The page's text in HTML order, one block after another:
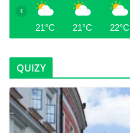
21°C 21°C 22°C
‹
QUIZY